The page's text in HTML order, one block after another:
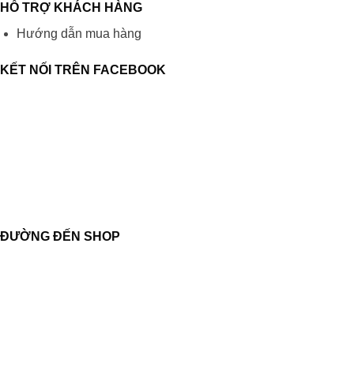
HỖ TRỢ KHÁCH HÀNG
Hướng dẫn mua hàng
KẾT NỐI TRÊN FACEBOOK
ĐƯỜNG ĐẾN SHOP